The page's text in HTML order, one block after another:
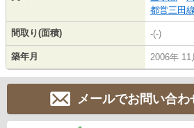
都営三田線
間取り(面積) -(-)
築年月 2006年 11
メールでお問い合わ